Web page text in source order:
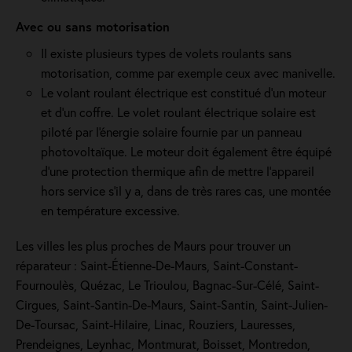
Avec ou sans motorisation
Il existe plusieurs types de volets roulants sans
motorisation, comme par exemple ceux avec manivelle.
Le volant roulant électrique est constitué d’un moteur
et d’un coffre. Le volet roulant électrique solaire est
piloté par l'énergie solaire fournie par un panneau
photovoltaïque. Le moteur doit également être équipé
d'une protection thermique afin de mettre l'appareil
hors service s'il y a, dans de très rares cas, une montée
en température excessive.
Les villes les plus proches de Maurs pour trouver un
réparateur : Saint-Étienne-De-Maurs, Saint-Constant-
Fournoulès, Quézac, Le Trioulou, Bagnac-Sur-Célé, Saint-
Cirgues, Saint-Santin-De-Maurs, Saint-Santin, Saint-Julien-
De-Toursac, Saint-Hilaire, Linac, Rouziers, Lauresses,
Prendeignes, Leynhac, Montmurat, Boisset, Montredon,